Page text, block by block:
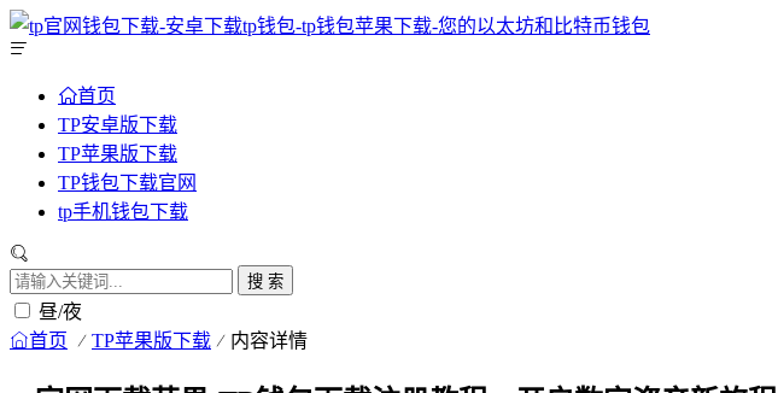
首页
TP安卓版下载
TP苹果版下载
TP钱包下载官网
tp手机钱包下载
搜 索
昼/夜
首页 TP苹果版下载 内容详情